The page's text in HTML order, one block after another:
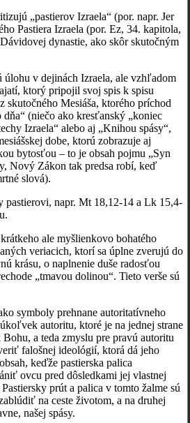
„pastierov Izraela“ (por. napr. Jer
Pastiera Izraela (por. Ez, 34. kapitola,
dynastie, ako skôr skutočným
v dejinách Izraela, ale vzhľadom
ktorý pripojil svoj spis k spisu
Mesiáša, ktorého príchod
(niečo ako kresťanský „koniec
Izraela“ alebo aj „Knihou spásy“,
dobe, ktorú zobrazuje aj
bytosťou – to je obsah pojmu „Syn
Nový Zákon tak predsa robí, keď
slová).
pastierovi, napr. Mt 18,12-14 a Lk 15,4-
ale myšlienkovo bohatého
veriacich, ktorí sa úplne zverujú do
krásu, o naplnenie duše radosťou
„tmavou dolinou“. Tieto verše sú
symboly prehnane autoritatívneho
autoritu, ktoré je na jednej strane
a teda zmyslu pre pravú autoritu
falošnej ideológií, ktorá dá jeho
keďže pastierska palica
ovcu pred dôsledkami jej vlastnej
prút a palica v tomto žalme sú
na ceste životom, a na druhej
našej spásy.